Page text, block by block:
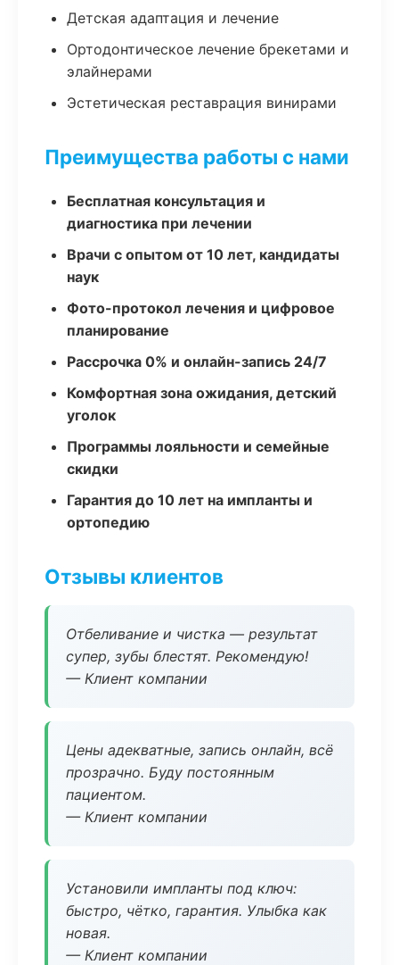
Детская адаптация и лечение
Ортодонтическое лечение брекетами и
элайнерами
Эстетическая реставрация винирами
Преимущества работы с нами
Бесплатная консультация и
диагностика при лечении
Врачи с опытом от 10 лет, кандидаты
наук
Фото-протокол лечения и цифровое
планирование
Рассрочка 0% и онлайн-запись 24/7
Комфортная зона ожидания, детский
уголок
Программы лояльности и семейные
скидки
Гарантия до 10 лет на импланты и
ортопедию
Отзывы клиентов
Отбеливание и чистка — результат
супер, зубы блестят. Рекомендую!
— Клиент компании
Цены адекватные, запись онлайн, всё
прозрачно. Буду постоянным
пациентом.
— Клиент компании
Установили импланты под ключ:
быстро, чётко, гарантия. Улыбка как
новая.
— Клиент компании